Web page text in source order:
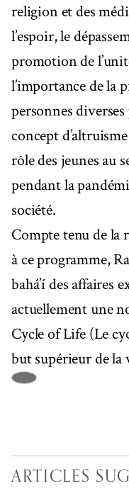
religion et des
l’espoir, le
promotion de
l’importance de la
personnes
concept
rôle des jeunes au
pendant la
société.
Compte tenu de la
à ce programme,
bahá’í des affaires
actuellement une
Cycle of Life (Le
but supérieur de la
ARTICLES